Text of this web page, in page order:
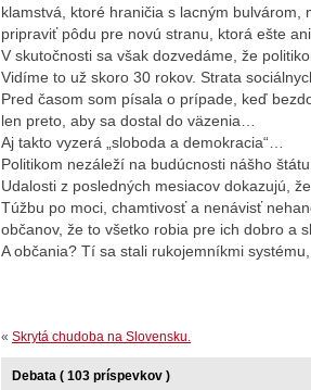
klamstvá, ktoré hraničia s lacným
pripraviť pôdu pre novú stranu, ktorá ešte
V skutočnosti sa však dozvedáme, že
Vidíme to už skoro 30 rokov. Strata
Pred časom som písala o prípade, keď
len preto, aby sa dostal do väzenia…
Aj takto vyzerá „sloboda a demokracia“…
Politikom nezáleží na budúcnosti nášho
Udalosti z posledných mesiacov dokazujú,
Túžbu po moci, chamtivosť a nenávisť
občanov, že to všetko robia pre ich dobro a
A občania? Tí sa stali rukojemníkmi
« Skrytá chudoba na Slovensku.
Debata ( 103 príspevkov )